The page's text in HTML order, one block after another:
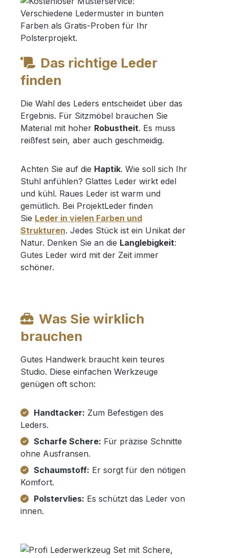
Das richtige Leder
finden
Die Wahl des Leders entscheidet über das
Ergebnis. Für Sitzmöbel brauchen Sie
Material mit hoher Robustheit. Es muss
reißfest sein, aber auch geschmeidig.
Achten Sie auf die Haptik. Wie soll sich Ihr
Stuhl anfühlen? Glattes Leder wirkt edel
und kühl. Raues Leder ist warm und
gemütlich. Bei ProjektLeder finden
Sie Leder in vielen Farben und
Strukturen. Jedes Stück ist ein Unikat der
Natur. Denken Sie an die Langlebigkeit:
Gutes Leder wird mit der Zeit immer
schöner.
Was Sie wirklich
brauchen
Gutes Handwerk braucht kein teures
Studio. Diese einfachen Werkzeuge
genügen oft schon:
Handtacker: Zum Befestigen des
Leders.
Scharfe Schere: Für präzise Schnitte
ohne Ausfransen.
Schaumstoff: Er sorgt für den nötigen
Komfort.
Polstervlies: Es schützt das Leder von
innen.